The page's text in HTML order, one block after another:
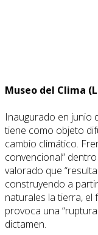
Museo del Clima
Inaugurado en junio
tiene como objeto
cambio climático.
convencional”
valorado que
construyendo a
naturales la tierra, el
provoca una
dictamen.